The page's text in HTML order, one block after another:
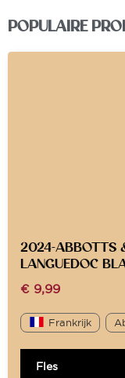
POPULAIRE
2024-ABBOTTS
LANGUEDOC
€ 9,99
Frankrijk
Fles